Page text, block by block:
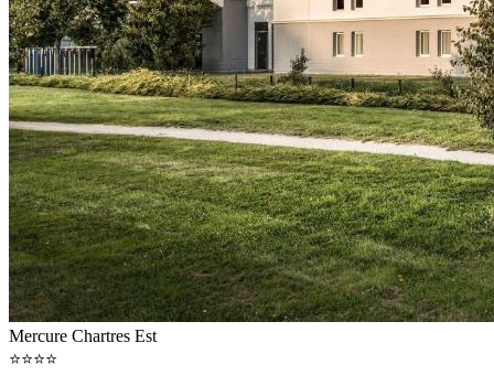
Mercure Chartres Est
⭐⭐⭐⭐